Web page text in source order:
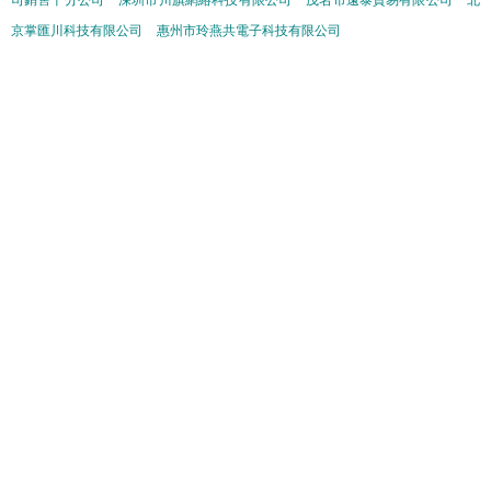
京掌匯川科技有限公司
惠州市玲燕共電子科技有限公司